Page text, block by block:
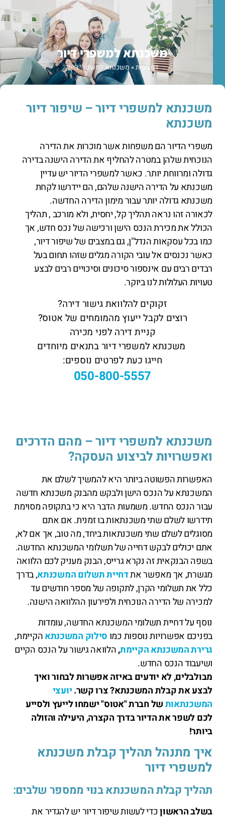
משכנתא למשפרי דיור
דף הבית»משכנתא למשפרי דיור
משכנתא למשפרי דיור – שיפור דיור
משכנתא
משפרי הדיור הם משפחות אשר מוכרות את הדירה
הנוכחית שלהן במטרה להחליף את הדירה הישנה בדירה
גדולה ומרווחת יותר. כאשר למשפרי הדיור יש עדיין
משכנתא על הדירה הישנה שלהם, הם יידרשו לקחת
משכנתא גדולה יותר עבור מימון הדירה החדשה.
לכאורה זהו נראה תהליך קל, יחסית, ולא מורכב , תהליך
הכולל את מכירת הנכס הישן ורכישה של נכס חדש, אך
כמו בכל עסקאות הנדל"ן, גם במצבים של שיפור דיור,
כאשר נכנסים אל עובי הקורה מגלים שזהו תחום בעל
רבדים רבים עם אינספור סיכונים וסיכויים רבים לבצע
טעויות העלולות לנו ביוקר.
זקוקים להלוואת גישור דירה?
רוצים לקבל ייעוץ מהמומחים של אטוס?
קניית דירה לפני מכירה
משכנתא למשפרי דיור בתנאים מיוחדים
חייגו כעת לפרטים נוספים:
050-800-5557
משכנתא למשפרי דיור – מהם הדרכים
ואפשרויות לביצוע העסקה?
האפשרות הפשוטה ביותר היא להמשיך לשלם את
המשכנתא על הנכס הישן ולבקש מהבנק משכנתא חדשה
עבור הנכס החדש. משמעות הדבר היא כי בתקופה מסוימת
תידרשו לשלם שתי משכנתאות בו זמנית. אם אתם
מסוגלים לשלם שתי משכנתאות ביחד, מה טוב, אך אם לא,
אתם יכולים לבקש דחייה של תשלומי המשכנתא החדשה.
בשפה הבנקאית זה נקרא גרייס, הבנק מעניק לכם הלוואה
מגשרת, אך מאפשר אתדחיית תשלום המשכנתא, בדרך
כלל את תשלומי הקרן, לתקופה של מספר חודשים עד
למכירה של הדירה הנוכחית ולפירעון ההלוואה הישנה.
נוסף על דחיית תשלומי המשכנתא החדשה, עומדות
בפניכם אפשרויות נוספות כמוסילוק המשכנתאהקיימת,
גרירת המשכנתא הקיימת,הלוואה גישור על הנכס הקיים
ושיעבוד הנכס החדש.
מבולבלים, לא יודעים באיזה אפשרות לבחור ואיך
לבצע את קבלת המשכנתא? צרו קשר.יועצי
המשכנתאותשל חברת "אטוס" ישמחו לייעץ ולסייע
לכם לשפר את הדיור בדרך הקצרה, היעילה והזולה
ביותר!
איך מתנהל תהליך קבלת משכנתא
למשפרי דיור
תהליך קבלת המשכנתא בנוי ממספר שלבים:
בשלב הראשוןכדי לעשות שיפור דיור יש להגדיר את